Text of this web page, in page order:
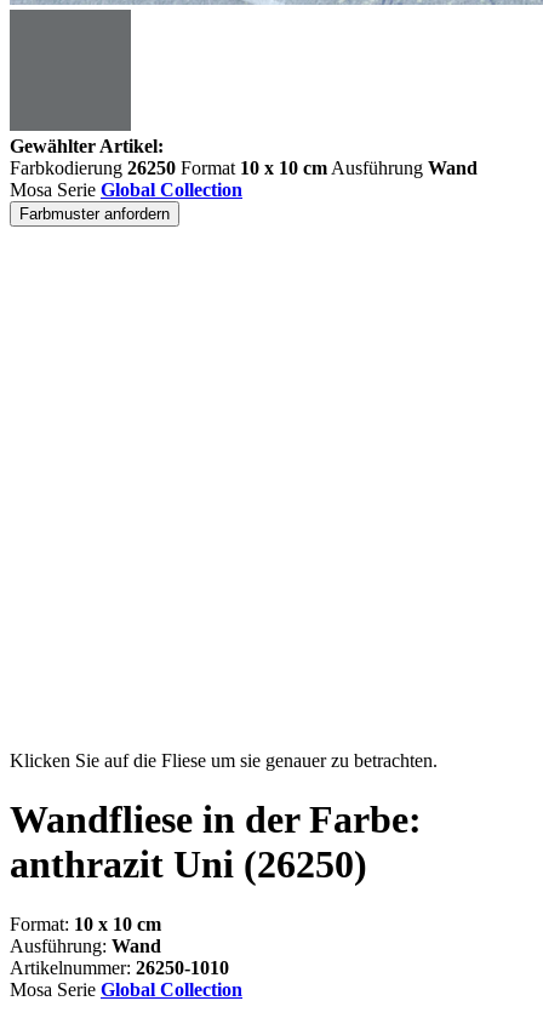
Gewählter Artikel:
Farbkodierung 26250 Format 10 x 10 cm Ausführung Wand
Mosa Serie Global Collection
Farbmuster anfordern
Klicken Sie auf die Fliese um sie genauer zu betrachten.
Wandfliese in der Farbe:
anthrazit Uni (26250)
Format: 10 x 10 cm
Ausführung: Wand
Artikelnummer: 26250-1010
Mosa Serie Global Collection